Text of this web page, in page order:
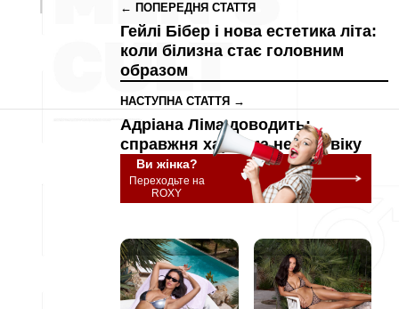
← ПОПЕРЕДНЯ СТАТТЯ
Гейлі Бібер і нова естетика літа:
коли білизна стає головним
образом
НАСТУПНА СТАТТЯ →
Адріана Ліма доводить:
справжня харизма не має віку
Ви жінка?
Переходьте на
ROXY